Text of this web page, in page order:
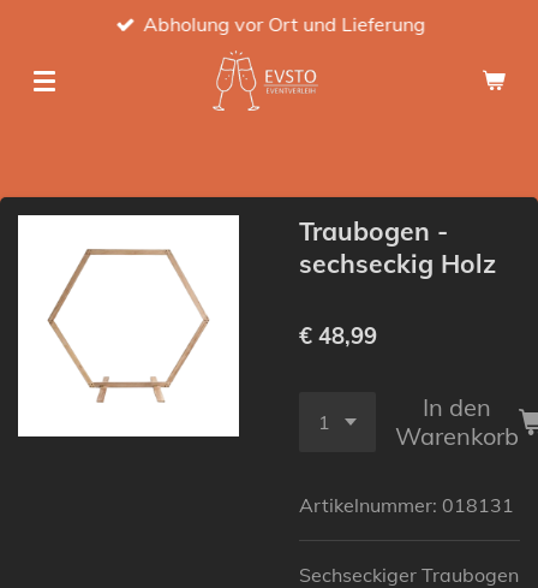
springen
Abholung vor Ort und Lieferung
Traubogen -
sechseckig Holz
€ 48,99
In den
Warenkorb
Artikelnummer: 018131
Sechseckiger Traubogen